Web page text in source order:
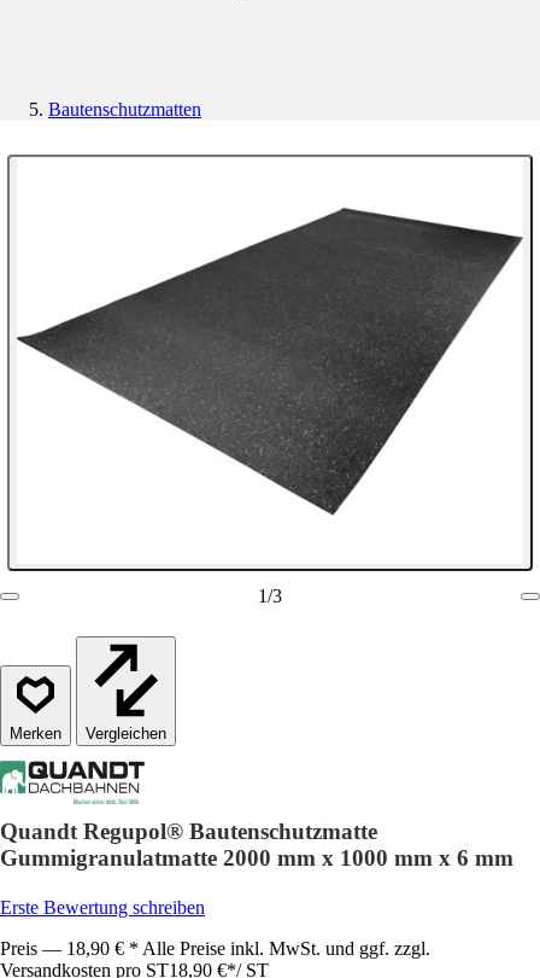
Bautenschutzmatten
1/3
Vergleichen
Quandt Regupol® Bautenschutzmatte
Gummigranulatmatte 2000 mm x 1000 mm x 6 mm
Erste Bewertung schreiben
Preis — 18,90 € * Alle Preise inkl. MwSt. und ggf. zzgl.
Versandkosten pro ST18,90 €*/ ST